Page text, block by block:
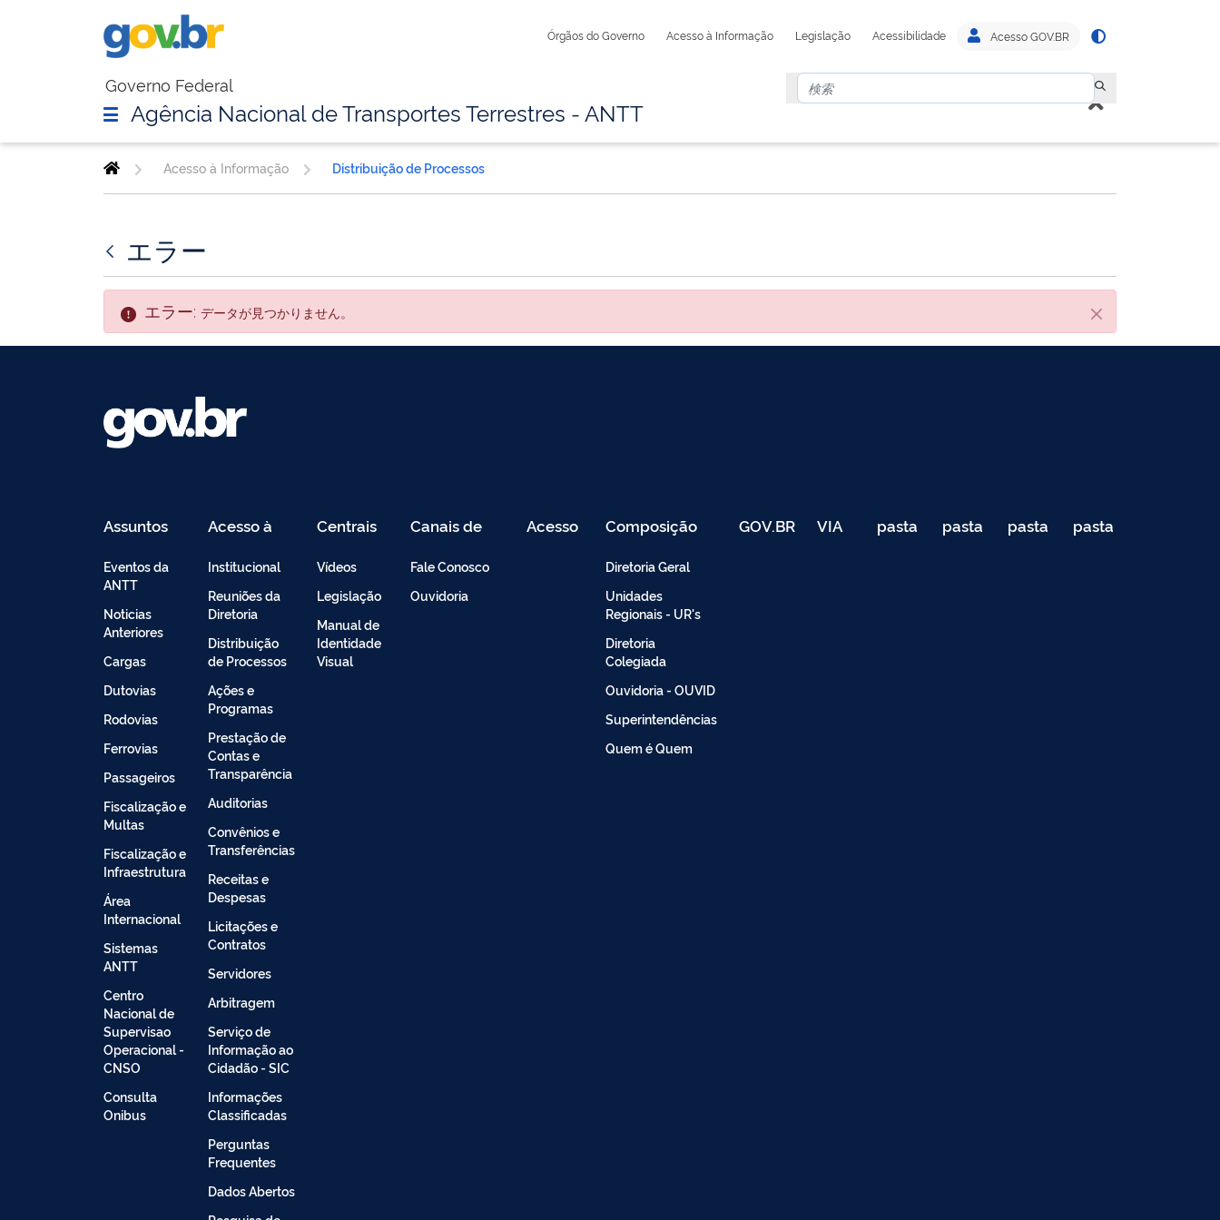
Órgãos do Governo Acesso à Informação Legislação Acessibilidade Acesso GOV.BR
Governo Federal
Agência Nacional de Transportes Terrestres - ANTT
Acesso à Informação Distribuição de Processos
エラー
閉じる
エラー: データが見つかりません。
Assuntos
Eventos da
ANTT
Noticias
Anteriores
Cargas
Dutovias
Rodovias
Ferrovias
Passageiros
Fiscalização e
Multas
Fiscalização e
Infraestrutura
Área
Internacional
Sistemas
ANTT
Centro
Nacional de
Supervisao
Operacional -
CNSO
Consulta
Onibus
Acesso à
Institucional
Reuniões da
Diretoria
Distribuição
de Processos
Ações e
Programas
Prestação de
Contas e
Transparência
Auditorias
Convênios e
Transferências
Receitas e
Despesas
Licitações e
Contratos
Servidores
Arbitragem
Serviço de
Informação ao
Cidadão - SIC
Informações
Classificadas
Perguntas
Frequentes
Dados Abertos
Centrais
Vídeos
Legislação
Manual de
Identidade
Visual
Canais de
Fale Conosco
Ouvidoria
Acesso Composição
Diretoria Geral
Unidades
Regionais - UR's
Diretoria
Colegiada
Ouvidoria - OUVID
Superintendências
Quem é Quem
GOV.BR VIA pasta
de
pasta
de
pasta
de
pasta
de